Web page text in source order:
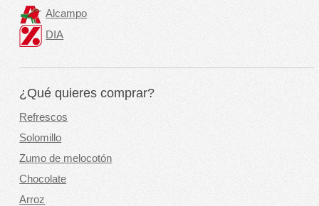
Alcampo
DIA
¿Qué quieres comprar?
Refrescos
Solomillo
Zumo de melocotón
Chocolate
Arroz